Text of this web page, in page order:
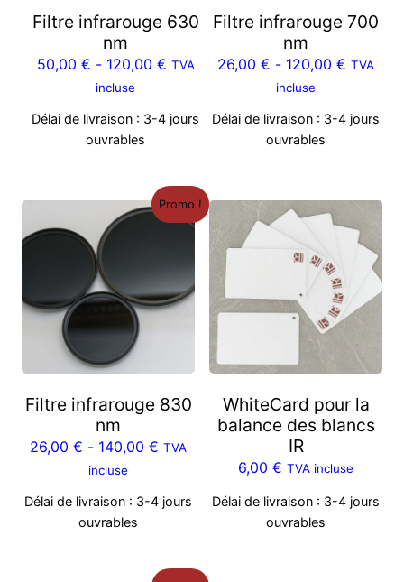
Filtre infrarouge 630
nm
50,00 € - 120,00 € TVA
incluse
Délai de livraison : 3-4 jours
ouvrables
Filtre infrarouge 700
nm
26,00 € - 120,00 € TVA
incluse
Délai de livraison : 3-4 jours
ouvrables
Promo !
Filtre infrarouge 830
nm
26,00 € - 140,00 € TVA
incluse
Délai de livraison : 3-4 jours
ouvrables
WhiteCard pour la
balance des blancs
IR
6,00 € TVA incluse
Délai de livraison : 3-4 jours
ouvrables